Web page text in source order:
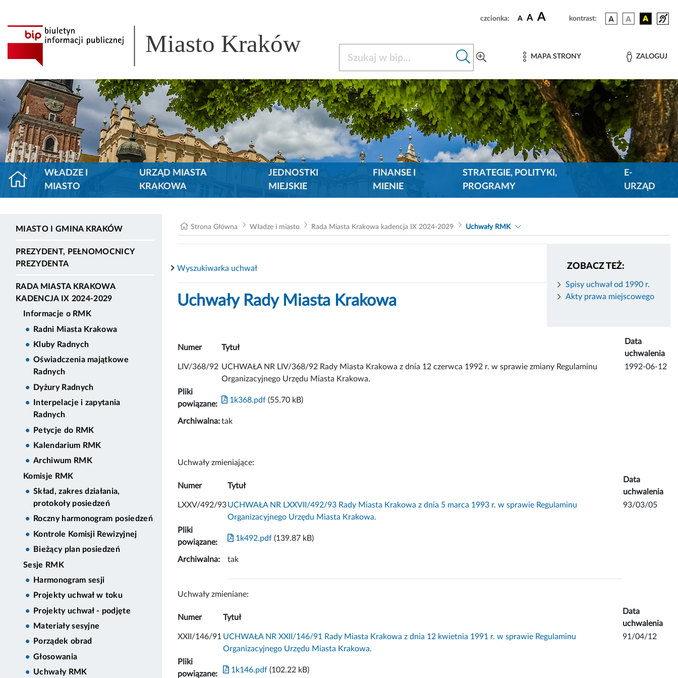
czcionka: A A A kontrast:
Miasto Kraków MAPA STRONY ZALOGUJ
WŁADZE I
MIASTO
URZĄD MIASTA
KRAKOWA
JEDNOSTKI
MIEJSKIE
FINANSE I
MIENIE
STRATEGIE, POLITYKI,
PROGRAMY
E-
URZĄD
MIASTO I GMINA KRAKÓW
PREZYDENT, PEŁNOMOCNICY
PREZYDENTA
RADA MIASTA KRAKOWA
KADENCJA IX 2024-2029
Informacje o RMK
Radni Miasta Krakowa
Kluby Radnych
Oświadczenia majątkowe
Radnych
Dyżury Radnych
Interpelacje i zapytania
Radnych
Petycje do RMK
Kalendarium RMK
Archiwum RMK
Komisje RMK
Skład, zakres działania,
protokoły posiedzeń
Roczny harmonogram posiedzeń
Kontrole Komisji Rewizyjnej
Bieżący plan posiedzeń
Sesje RMK
Harmonogram sesji
Projekty uchwał w toku
Projekty uchwał - podjęte
Materiały sesyjne
Porządek obrad
Głosowania
Uchwały RMK
Strona Główna Władze i miasto Rada Miasta Krakowa kadencja IX 2024-2029 Uchwały RMK
ZOBACZ TEŻ:
Spisy uchwał od 1990 r.
Akty prawa miejscowego
Wyszukiwarka uchwał
Uchwały Rady Miasta Krakowa
Numer Tytuł
Data
uchwalenia
LIV/368/92 UCHWAŁA NR LIV/368/92 Rady Miasta Krakowa z dnia 12 czerwca 1992 r. w sprawie zmiany Regulaminu
Organizacyjnego Urzędu Miasta Krakowa.
1992-06-12
Pliki
powiązane:
1k368.pdf (55.70 kB)
Archiwalna:tak
Uchwały zmieniające:
Numer Tytuł
Data
uchwalenia
LXXV/492/93UCHWAŁA NR LXXVII/492/93 Rady Miasta Krakowa z dnia 5 marca 1993 r. w sprawie Regulaminu
Organizacyjnego Urzędu Miasta Krakowa.
93/03/05
Pliki
powiązane:
1k492.pdf (139.87 kB)
Archiwalna: tak
Uchwały zmieniane:
Numer Tytuł
Data
uchwalenia
XXII/146/91 UCHWAŁA NR XXII/146/91 Rady Miasta Krakowa z dnia 12 kwietnia 1991 r. w sprawie Regulaminu
Organizacyjnego Urzędu Miasta Krakowa.
91/04/12
Pliki
powiązane:
1k146.pdf (102.22 kB)